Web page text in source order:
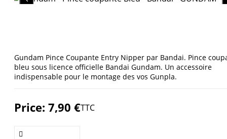
Gundam Pince Coupante Entry Nipper par Bandai. Pince
bleu sous licence officielle Bandai Gundam. Un accessoire
indispensable pour le montage des vos Gunpla.
Price: 7,90 €TTC
